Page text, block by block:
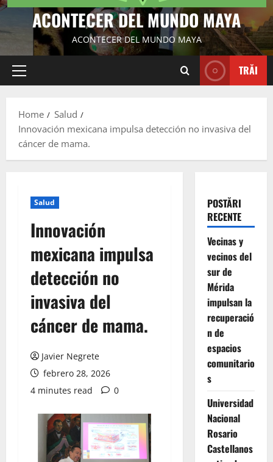
ACONTECER DEL MUNDO MAYA
ACONTECER DEL MUNDO MAYA
Primary
TRĂI
Home
Salud
Innovación mexicana impulsa detección no invasiva del
cáncer de mama.
Salud
Innovación
mexicana impulsa
detección no
invasiva del
cáncer de mama.
Javier Negrete
febrero 28, 2026
4 minutes read
0
POSTĂRI
RECENTE
Vecinas y
vecinos del
sur de
Mérida
impulsan la
recuperació
n de
espacios
comunitario
s
Universidad
Nacional
Rosario
Castellanos